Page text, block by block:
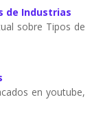
de Industrias
sobre Tipos de
en youtube,